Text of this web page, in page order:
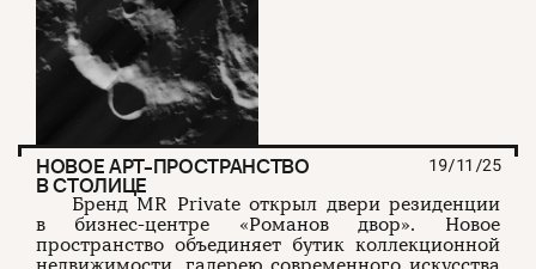
НОВОЕ АРТ-ПРОСТРАНСТВО
В СТОЛИЦЕ
19/11/25
Бренд MR Private открыл двери резиденции
в бизнес-центре «Романов двор». Новое
пространство объединяет бутик коллекционной